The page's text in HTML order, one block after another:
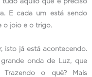
E cada um está sendo
o joio e o trigo.
isto já está acontecendo.
onda de Luz, que
o quê? Mais